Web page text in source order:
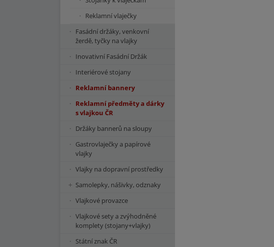
Reklamní vlaječky
Fasádní držáky, venkovní
žerdě, tyčky na vlajky
Inovativní Fasádní Držák
Interiérové stojany
Reklamní bannery
Reklamní předměty a dárky
s vlajkou ČR
Držáky bannerů na sloupy
Gastrovlaječky a papírové
vlajky
Vlajky na dopravní prostředky
Samolepky, nášivky, odznaky
Vlajkové provazce
Vlajkové sety a zvýhodněné
komplety (stojany+vlajky)
Státní znak ČR